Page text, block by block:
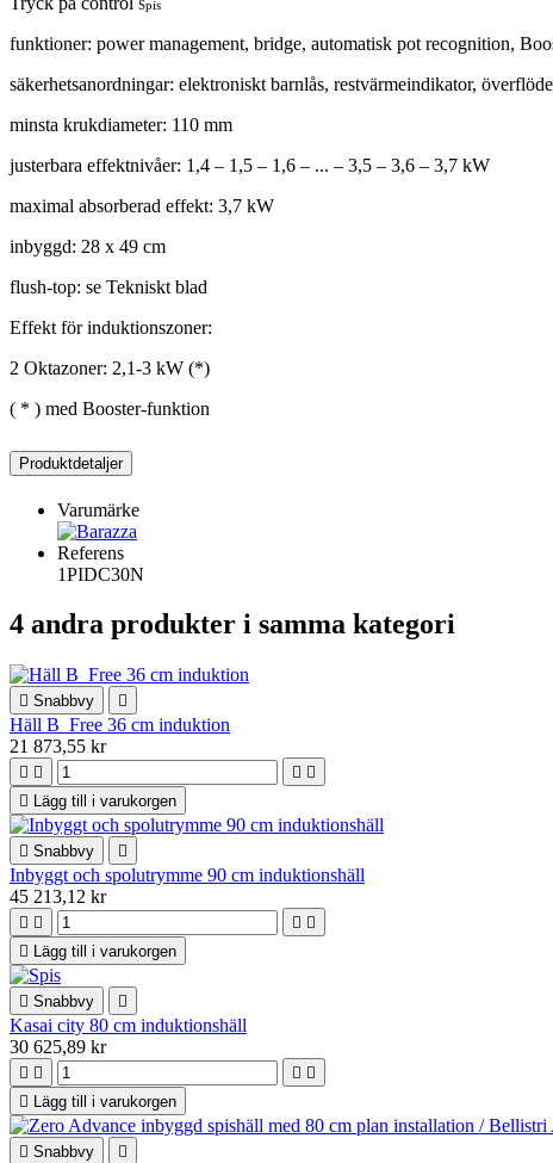
Spis
funktioner: power management, bridge, automatisk pot recognition,
säkerhetsanordningar: elektroniskt barnlås, restvärmeindikator,
minsta krukdiameter: 110 mm
justerbara effektnivåer: 1,4 – 1,5 – 1,6 – ... – 3,5 – 3,6 – 3,7 kW
maximal absorberad effekt: 3,7 kW
inbyggd: 28 x 49 cm
flush-top: se Tekniskt blad
Effekt för induktionszoner:
2 Oktazoner: 2,1-3 kW (*)
( * ) med Booster-funktion
Produktdetaljer
Varumärke
Referens
1PIDC30N
4 andra produkter i samma kategori
 Snabbvy 
Häll B_Free 36 cm induktion
21 873,55 kr
   
 Lägg till i varukorgen
 Snabbvy 
Inbyggt och spolutrymme 90 cm induktionshäll
45 213,12 kr
   
 Lägg till i varukorgen
 Snabbvy 
Kasai city 80 cm induktionshäll
30 625,89 kr
   
 Lägg till i varukorgen
 Snabbvy 